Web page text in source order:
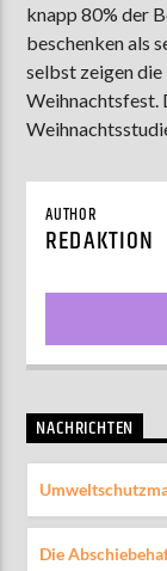
ZU HÖREN IN
knapp 80% der
beschenken als
selbst zeigen
Weihnachtsfest.
AUTHOR
REDAKTION
NACHRICHTEN
Die